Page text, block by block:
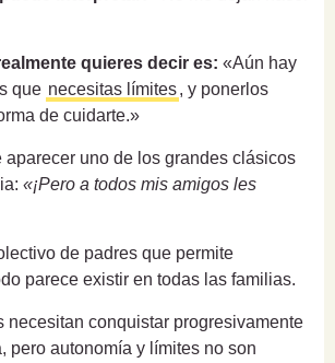
quieres decir es: «Aún hay
que necesitas límites, y ponerlos
de cuidarte.»
aparecer uno de los grandes clásicos
«¡Pero a todos mis amigos les
de padres que permite
parece existir en todas las familias.
necesitan conquistar progresivamente
pero autonomía y límites no son